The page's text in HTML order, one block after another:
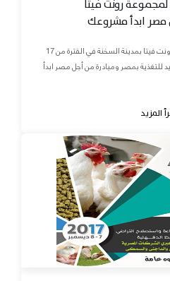
رونت فيتا
مصر ابدأ مشروعك
المؤتمر العلمي الثاني لمجموعة رونت فيتا بمدينة السخنة في الفترة من 17
مفهوم جديد للتغذية بمصر ومبادرة من أجل مصر ابدأ
المزيد